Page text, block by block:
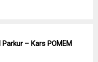
– Kars POMEM